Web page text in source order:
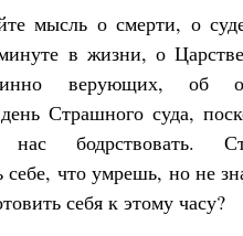
мысль о смерти, о
в жизни, о
верующих, об
Страшного суда,
нас бодрствовать.
себе, что умрешь, но не
себя к этому часу?